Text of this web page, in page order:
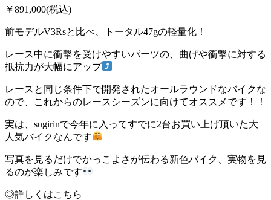
￥891,000(税込)
前モデルV3Rsと比べ、トータル47gの軽量化！
レース中に衝撃を受けやすいパーツの、曲げや衝撃に対する
抵抗力が大幅にアップ
レースと同じ条件下で開発されたオールラウンドなバイクな
ので、これからのレースシーズンに向けてオススメです！！
実は、sugirinで今年に入ってすでに2台お買い上げ頂いた大
人気バイクなんです
写真を見るだけでかっこよさが伝わる新色バイク、実物を見
るのが楽しみです
◎詳しくはこちら